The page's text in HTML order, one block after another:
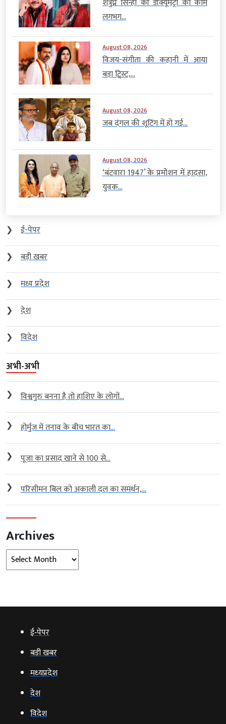
शत्रुघ्न सिन्हा की डॉक्यूमेंट्री का काम
लगभग...
August 08, 2026
विजय-संगीता की कहानी में आया
बड़ा ट्विस्ट,...
August 08, 2026
जब दंगल की शूटिंग में हो गई...
August 08, 2026
‘बंटवारा 1947’ के प्रमोशन में हादसा,
युवक...
❯
ई-पेपर
❯
बड़ी खबर
❯
मध्य प्रदेश
❯
देश
❯
विदेश
अभी-अभी
❯ विश्वगुरु बनना है तो हाशिए के लोगों...
❯ होर्मुज में तनाव के बीच भारत का...
❯ पूजा का प्रसाद खाने से 100 से...
❯ परिसीमन बिल को अकाली दल का समर्थन,...
Archives
Archives
ई‑पेपर
बड़ी खबर
मध्‍यप्रदेश
देश
विदेश